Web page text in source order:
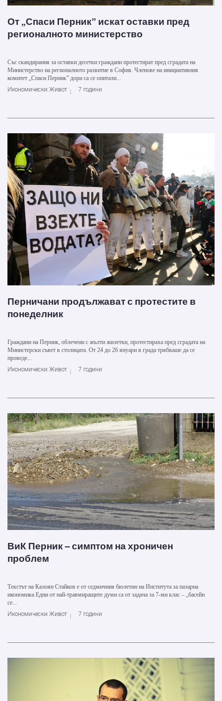
От „Спаси Перник” искат оставки пред
регионалното министерство
Със скандирания за оставки десетки граждани протестират пред сградата на
Министерство на регионалното развитие в София. Членове на инициативния
комитет „Спаси Перник” дори са се опитали...
Икономически Живот
7 години
Перничани продължават с протестите в
понеделник
Граждани на Перник, облечени с жълти жилетки, протестираха пред сградата на
Министерски съвет в столицата. От 24 до 26 януари в града трябваше да се
проведе...
Икономически Живот
7 години
ВиК Перник – симптом на хроничен
проблем
Текстът на Калоян Стайков е от седмичния бюлетин на Института за пазарна
икономика Едни от най-травмиращите думи са от задача за 7-ми клас – „басейн
се...
Икономически Живот
7 години